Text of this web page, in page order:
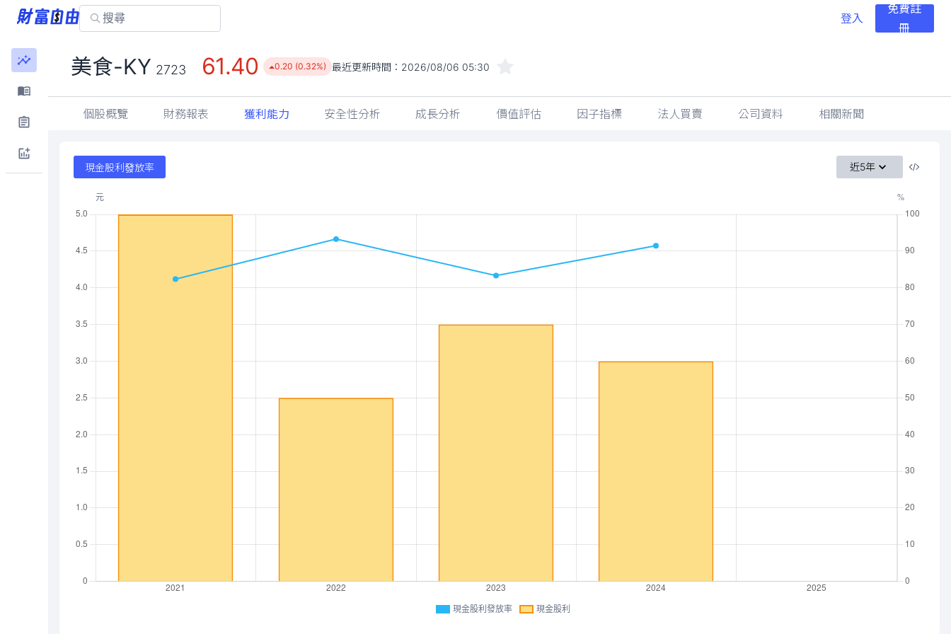
登入
免費註
冊
美食-KY 2723 61.40 0.20 (0.32%) 最近更新時間： 2026/08/06 05:30
個股概覽 財務報表 獲利能力 安全性分析 成長分析 價值評估 因子指標 法人買賣 公司資料 相關新聞
現金股利發放率 近5年
現金股利發放率 現金股利